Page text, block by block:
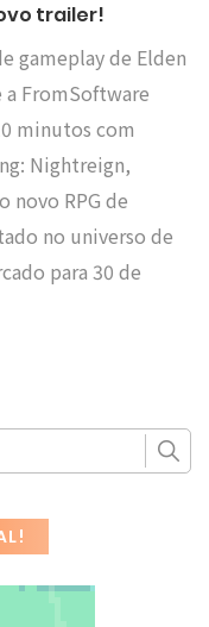
trailer!
gameplay de Elden
a FromSoftware
minutos com
Nightreign,
novo RPG de
no universo de
para 30 de